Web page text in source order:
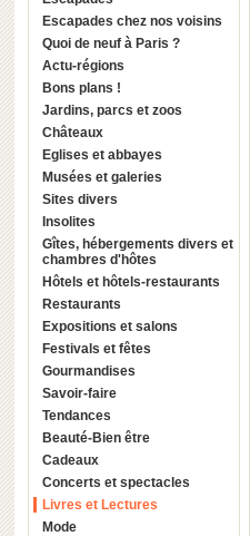
Escapades chez nos voisins
Quoi de neuf à Paris ?
Actu-régions
Bons plans !
Jardins, parcs et zoos
Châteaux
Eglises et abbayes
Musées et galeries
Sites divers
Insolites
Gîtes, hébergements divers et
chambres d'hôtes
Hôtels et hôtels-restaurants
Restaurants
Expositions et salons
Festivals et fêtes
Gourmandises
Savoir-faire
Tendances
Beauté-Bien être
Cadeaux
Concerts et spectacles
Livres et Lectures
Mode